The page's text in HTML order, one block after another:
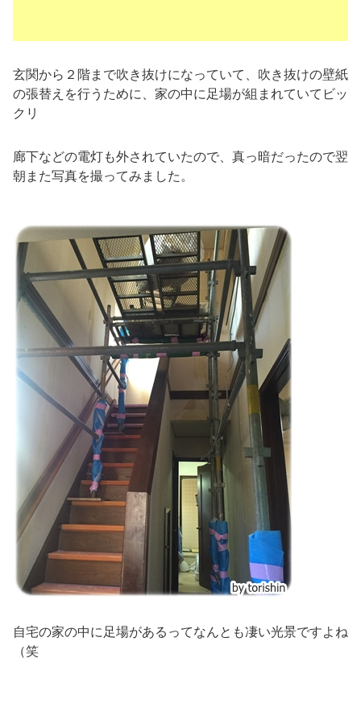
玄関から２階まで吹き抜けになっていて、吹き抜けの壁紙
の張替えを行うために、家の中に足場が組まれていてビッ
クリ
廊下などの電灯も外されていたので、真っ暗だったので翌
朝また写真を撮ってみました。
自宅の家の中に足場があるってなんとも凄い光景ですよね
（笑